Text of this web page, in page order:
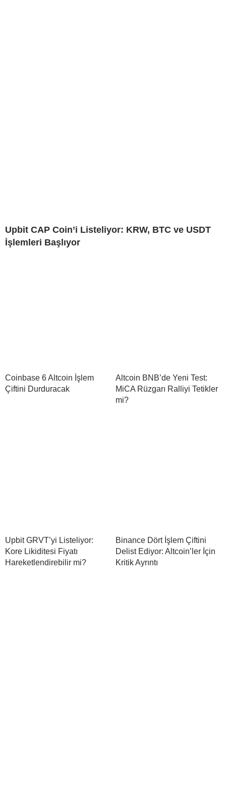
Upbit CAP Coin’i Listeliyor: KRW, BTC ve USDT
İşlemleri Başlıyor
Coinbase 6 Altcoin İşlem
Çiftini Durduracak
Altcoin BNB’de Yeni Test:
MiCA Rüzgarı Ralliyi Tetikler
mi?
Upbit GRVT’yi Listeliyor:
Kore Likiditesi Fiyatı
Hareketlendirebilir mi?
Binance Dört İşlem Çiftini
Delist Ediyor: Altcoin’ler İçin
Kritik Ayrıntı